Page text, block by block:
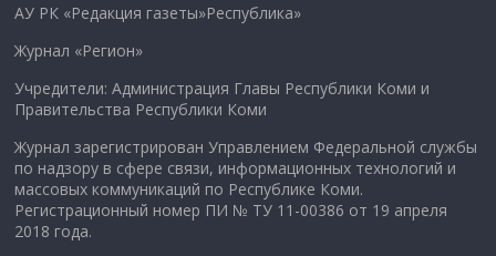
АУ РК «Редакция газеты»Республика»
Журнал «Регион»
Учредители: Администрация Главы Республики Коми и
Правительства Республики Коми
Журнал зарегистрирован Управлением Федеральной службы
по надзору в сфере связи, информационных технологий и
массовых коммуникаций по Республике Коми.
Регистрационный номер ПИ № ТУ 11-00386 от 19 апреля
2018 года.